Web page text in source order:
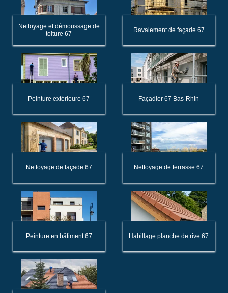
Nettoyage et démoussage de
toiture 67
Ravalement de façade 67
Peinture extérieure 67 Façadier 67 Bas-Rhin
Nettoyage de façade 67 Nettoyage de terrasse 67
Peinture en bâtiment 67 Habillage planche de rive 67